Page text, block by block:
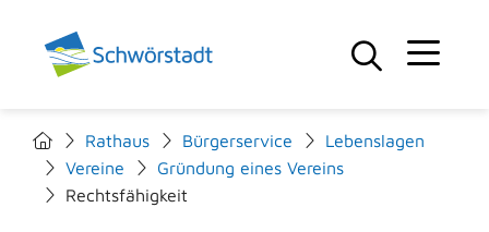
Rathaus Bürgerservice
Lebenslagen
Vereine
Gründung eines Vereins
Rechtsfähigkeit